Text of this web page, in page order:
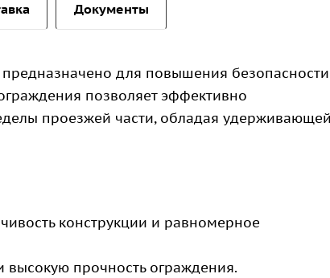
Документы
для повышения безопасности
позволяет эффективно
проезжей части, обладая
конструкции и равномерное
высокую прочность ограждения.